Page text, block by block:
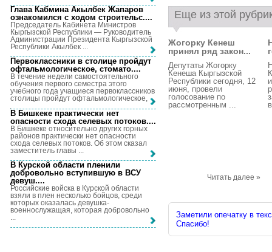
Еще из этой
Жогорку Кенеш
принял ряд закон...
Депутаты Жогорку
Кенеша Кыргызской
Республики сегодня, 12
июня, провели
голосование по
рассмотренным ...
Читать далее »
Заметили опечатку в
Спасибо!
Глава Кабмина Акылбек Жапаров
ознакомился с ходом строительс....
Председатель Кабинета Министров
Кыргызской Республики — Руководитель
Администрации Президента Кыргызской
Республики Акылбек ...
Первоклассники в столице пройдут
офтальмологическое, стомато....
В течение недели самостоятельного
обучения первого семестра этого
учебного года учащиеся первоклассников
столицы пройдут офтальмологическое, ...
В Бишкеке практически нет
опасности схода селевых потоков....
В Бишкеке относительно других горных
районов практически нет опасности
схода селевых потоков. Об этом сказал
заместитель главы ...
В Курской области пленили
добровольно вступившую в ВСУ
девуш....
Российские войска в Курской области
взяли в плен несколько бойцов, среди
которых оказалась девушка-
военнослужащая, которая добровольно
...